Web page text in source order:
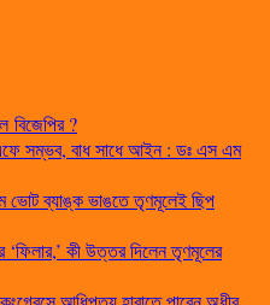
বিজেপির ?
সম্ভব, বাধ সাধে আইন : ডঃ এস এম
ব্যাঙ্ক ভাঙতে তৃণমূলেই ছিপ
কী উত্তর দিলেন তৃণমূলের